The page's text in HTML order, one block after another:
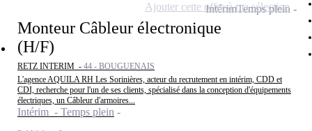
Monteur Câbleur électronique
(H/F)
RETZ INTERIM - 44 - BOUGUENAIS
L'agence AQUILA RH Les Sorinières, acteur du recrutement en intérim, CDD et
CDI, recherche pour l'un de ses clients, spécialisé dans la conception d'équipements
électriques, un Câbleur d'armoires...
Intérim - Temps plein
IntérimTemps plein
Ajouter cette offre à ma sélection